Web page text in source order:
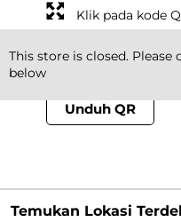
Pindai kode QR ini
Unduh QR
Klik pada kode
Temukan Lokasi
This store is closed.
below